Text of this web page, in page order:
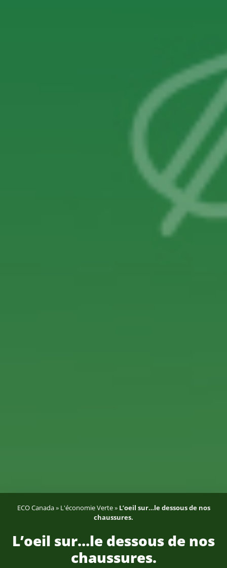
ECO Canada» L'économie Verte» L’oeil sur…le dessous de nos
chaussures.
L’oeil sur…le dessous de nos
chaussures.